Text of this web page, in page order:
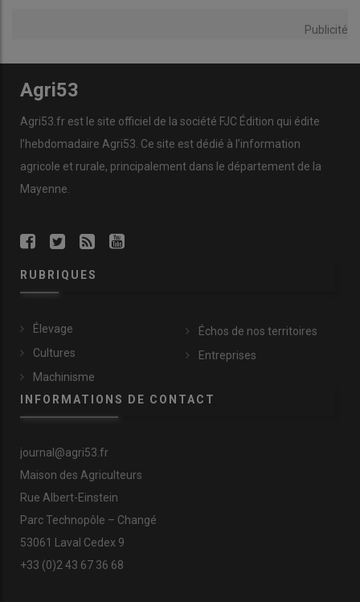
Publicité
Agri53
Agri53.fr est le site officiel de la société FJC Édition qui édite
l’hebdomadaire Agri53. Ce site est dédié à l’information
agricole et rurale, principalement dans le département de la
Mayenne.
RUBRIQUES
Élevage
Cultures
Machinisme
Échos de nos territoires
Entreprises
INFORMATIONS DE CONTACT
journal@agri53.fr
Maison des Agriculteurs
Rue Albert-Einstein
Parc Technopôle – Changé
53061 Laval Cedex 9
+33 (0)2 43 67 36 68